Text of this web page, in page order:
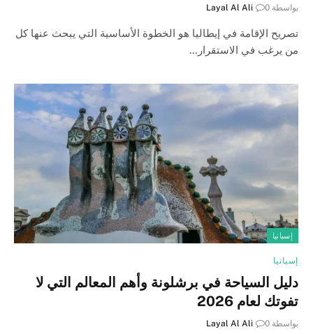
بواسطة Layal Al Ali 0
تصريح الإقامة في إيطاليا هو الخطوة الأساسية التي يبحث عنها كل
من يرغب في الاستقرار…
إسبانيا
إسبانيا
دليل السياحة في برشلونة وأهم المعالم التي لا
تفوتك لعام 2026
بواسطة Layal Al Ali 0